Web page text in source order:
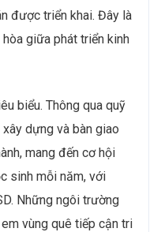
được triển khai. Đây là
giữa phát triển kinh
biểu. Thông qua quỹ
dựng và bàn giao
mang đến cơ hội
sinh mỗi năm, với
Những ngôi trường
vùng quê tiếp cận tri